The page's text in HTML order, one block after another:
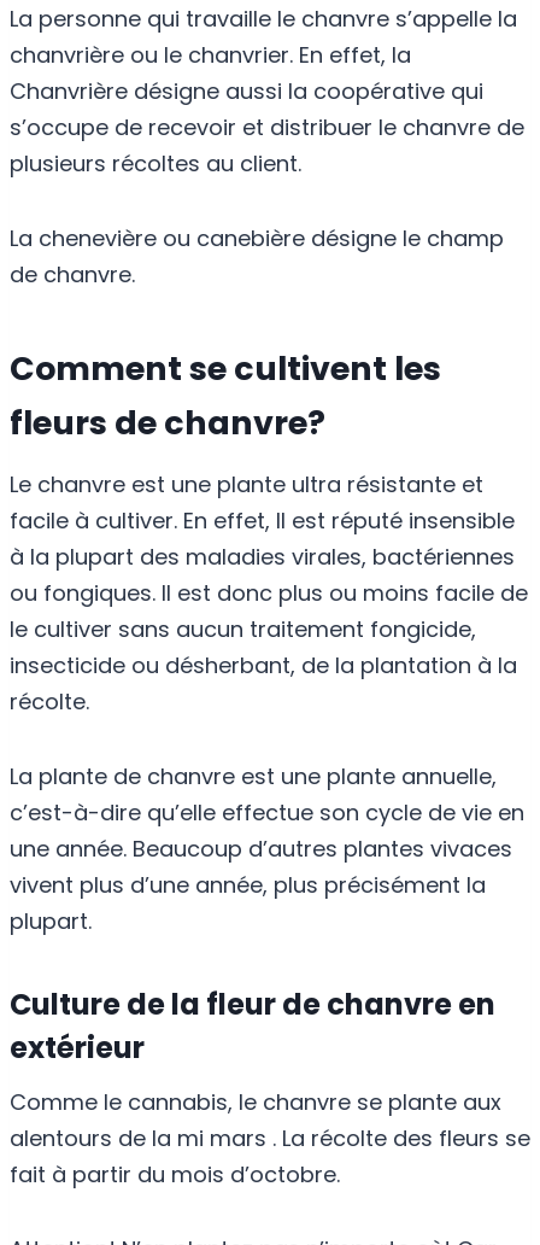
La personne qui travaille le chanvre s’appelle la
chanvrière ou le chanvrier. En effet, la
Chanvrière désigne aussi la coopérative qui
s’occupe de recevoir et distribuer le chanvre de
plusieurs récoltes au client.
La chenevière ou canebière désigne le champ
de chanvre.
Comment se cultivent les
fleurs de chanvre?
Le chanvre est une plante ultra résistante et
facile à cultiver. En effet, Il est réputé insensible
à la plupart des maladies virales, bactériennes
ou fongiques. Il est donc plus ou moins facile de
le cultiver sans aucun traitement fongicide,
insecticide ou désherbant, de la plantation à la
récolte.
La plante de chanvre est une plante annuelle,
c’est-à-dire qu’elle effectue son cycle de vie en
une année. Beaucoup d’autres plantes vivaces
vivent plus d’une année, plus précisément la
plupart.
Culture de la fleur de chanvre en
extérieur
Comme le cannabis, le chanvre se plante aux
alentours de la mi mars . La récolte des fleurs se
fait à partir du mois d’octobre.